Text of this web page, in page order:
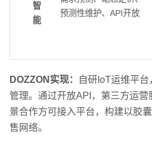
智
能
预测性维护、API开放
DOZZON实现：
自研IoT运维平
管理。通过开放API，第三方运
景合作方可接入平台，构建以胶
售网络。